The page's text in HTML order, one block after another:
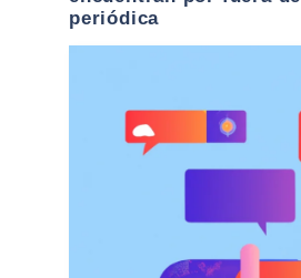
periódica